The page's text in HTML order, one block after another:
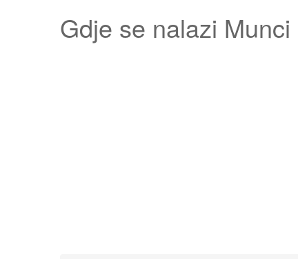
Gdje se nalazi Munci